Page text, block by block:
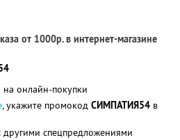
от 1000р. в интернет-магазине
на онлайн-покупки
, укажите промокод СИМПАТИЯ54 в
другими спецпредложениями